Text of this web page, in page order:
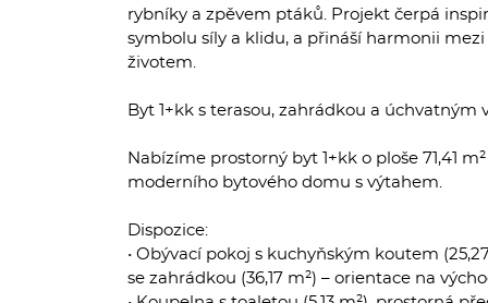
rybníky a zpěvem ptáků. Projekt čerpá
symbolu síly a klidu, a přináší harmonii
životem.
Byt 1+kk s terasou, zahrádkou a úchvatným
Nabízíme prostorný byt 1+kk o ploše 71,41
moderního bytového domu s výtahem.
Dispozice:
• Obývací pokoj s kuchyňským koutem
se zahrádkou (36,17 m²) – orientace na